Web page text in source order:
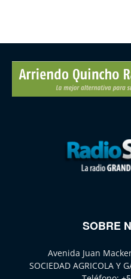
SOBRE
Avenida Juan
SOCIEDAD AGRICOLA Y